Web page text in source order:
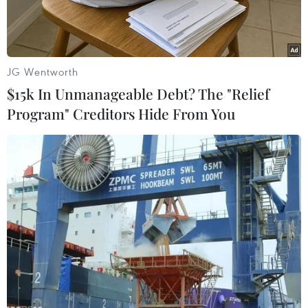
Cảng hàng không quốc tế Gia Bình đang được thi công các
hạng mục. (Ảnh: Thái Hùng/TTXVN)
Ngày 8/6, xã Gia Bình, tỉnh Bắc Ninh tổ chức hội
nghị bàn giao mặt bằng xây dựng Cảng hàng
không quốc tế Gia Bình tại thôn Ngô Thôn. Phó
JG Wentworth
$15k In Unmanageable Debt? The "Relief
Program" Creditors Hide From You